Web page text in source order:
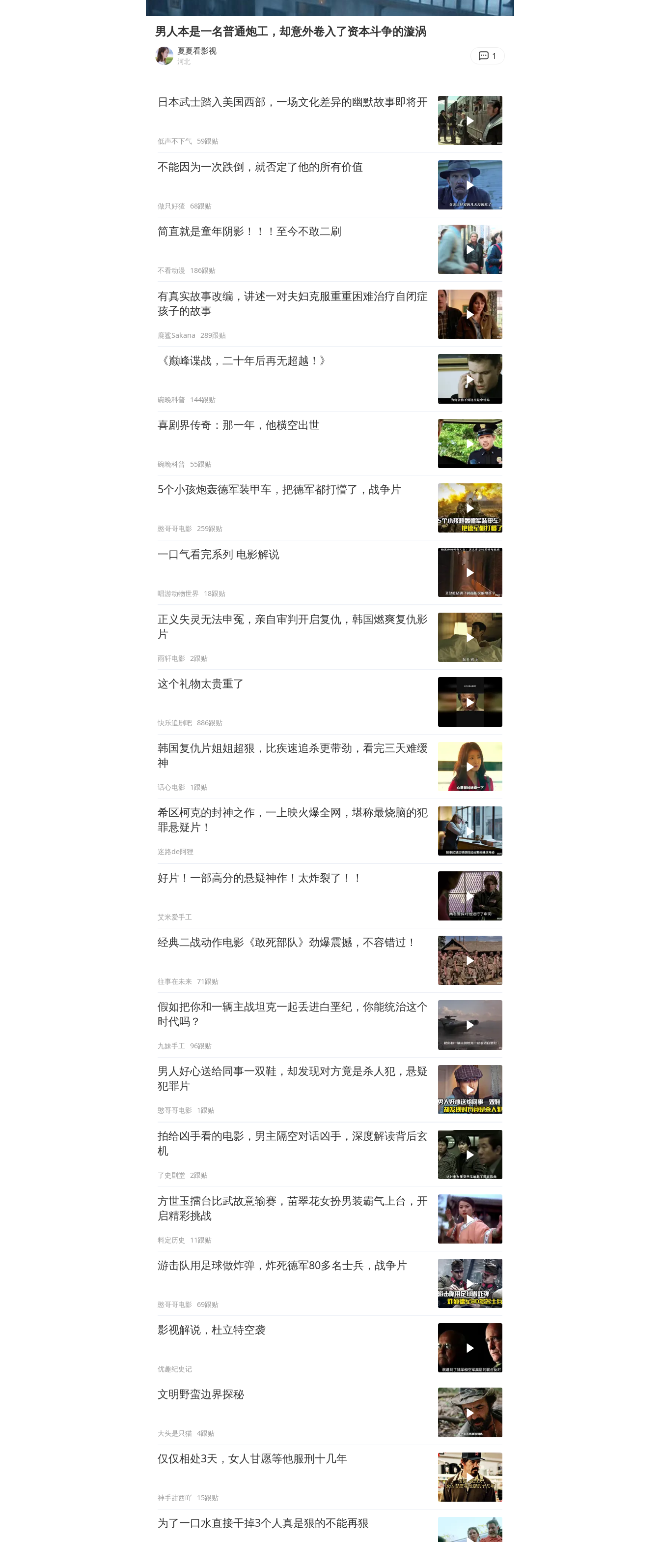
杭州全市有序停课
36岁男演员成景区NPC后人气爆棚
乐享全民健身 共筑健康中国
03:56
Enter
男人本是一名普通炮工，却意外卷入了资本斗争的漩涡
夏夏看影视
河北 1
日本武士踏入美国西部，一场文化差异的幽默故事即将开
低声不下气 59跟贴
不能因为一次跌倒，就否定了他的所有价值
做只好猹 68跟贴
简直就是童年阴影！！！至今不敢二刷
不看动漫 186跟贴
有真实故事改编，讲述一对夫妇克服重重困难治疗自闭症
孩子的故事
鹿鲨Sakana 289跟贴
《巅峰谍战，二十年后再无超越！》
碗晚科普 144跟贴
喜剧界传奇：那一年，他横空出世
碗晚科普 55跟贴
5个小孩炮轰德军装甲车，把德军都打懵了，战争片
憨哥哥电影 259跟贴
一口气看完系列 电影解说
唱游动物世界 18跟贴
正义失灵无法申冤，亲自审判开启复仇，韩国燃爽复仇影
片
雨轩电影 2跟贴
这个礼物太贵重了
快乐追剧吧 886跟贴
韩国复仇片姐姐超狠，比疾速追杀更带劲，看完三天难缓
神
话心电影 1跟贴
希区柯克的封神之作，一上映火爆全网，堪称最烧脑的犯
罪悬疑片！
迷路de阿狸
好片！一部高分的悬疑神作！太炸裂了！！
艾米爱手工
经典二战动作电影《敢死部队》劲爆震撼，不容错过！
往事在未来 71跟贴
假如把你和一辆主战坦克一起丢进白垩纪，你能统治这个
时代吗？
九妹手工 96跟贴
男人好心送给同事一双鞋，却发现对方竟是杀人犯，悬疑
犯罪片
憨哥哥电影 1跟贴
拍给凶手看的电影，男主隔空对话凶手，深度解读背后玄
机
了史剧堂 2跟贴
方世玉擂台比武故意输赛，苗翠花女扮男装霸气上台，开
启精彩挑战
料定历史 11跟贴
游击队用足球做炸弹，炸死德军80多名士兵，战争片
憨哥哥电影 69跟贴
影视解说，杜立特空袭
优趣纪史记
文明野蛮边界探秘
大头是只猫 4跟贴
仅仅相处3天，女人甘愿等他服刑十几年
神手甜西吖 15跟贴
为了一口水直接干掉3个人真是狠的不能再狠